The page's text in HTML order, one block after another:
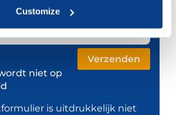
Customize
niet op
is uitdrukkelijk niet